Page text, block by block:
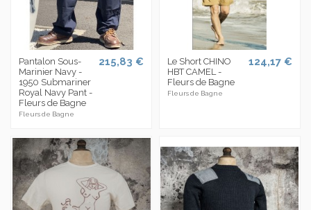
Pantalon Sous-
Marinier Navy -
1950 Submariner
Royal Navy Pant -
Fleurs de Bagne
Fleurs de Bagne
215,83 €
Le Short CHINO
HBT CAMEL -
Fleurs de Bagne
Fleurs de Bagne
124,17 €